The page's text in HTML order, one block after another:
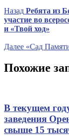
Навигация
по
Назад Предыдущая
запись
Ребята из
участие во
и «Твой ход»
Далее Следующая
«Сад
Похожие
В текущем
заведения
свыше 15